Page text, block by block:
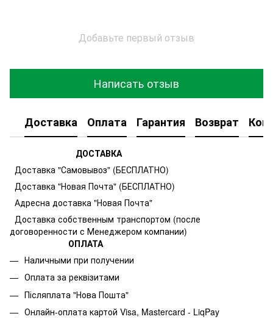
Добавьте первый отзыв
Написать отзыв
Доставка Оплата Гарантия Возврат
ДОСТАВКА
Доставка "Самовывоз" (БЕСПЛАТНО)
Доставка "Новая Почта" (БЕСПЛАТНО)
Адресна доставка "Новая Почта"
Доставка собственным транспортом (после
договоренности с Менеджером компании)
ОПЛАТА
Наличными при получении
Оплата за реквізитами
Післяплата "Нова Пошта"
Онлайн-оплата картой Visa, Mastercard - LiqPay